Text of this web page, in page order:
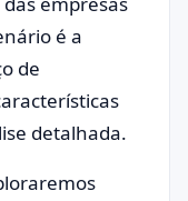
é a
de
detalhada.